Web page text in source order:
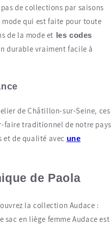
de collections par saisons
mode qui est faite pour toute
de la mode et les codes
durable vraiment facile à
de Châtillon-sur-Seine, ces
faire traditionnel de notre pays
et de qualité avec une
de Paola
la collection Audace :
sac en liège femme Audace est